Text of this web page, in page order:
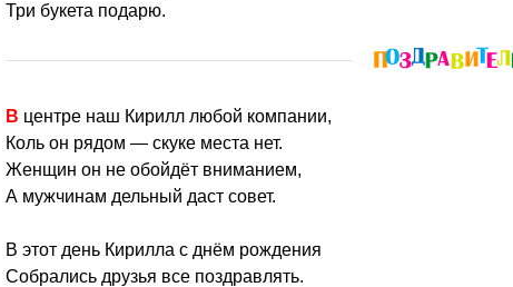
Три букета подарю.
В центре наш Кирилл любой компании,
Коль он рядом — скуке места нет.
Женщин он не обойдёт вниманием,
А мужчинам дельный даст совет.
В этот день Кирилла с днём рождения
Собрались друзья все поздравлять.